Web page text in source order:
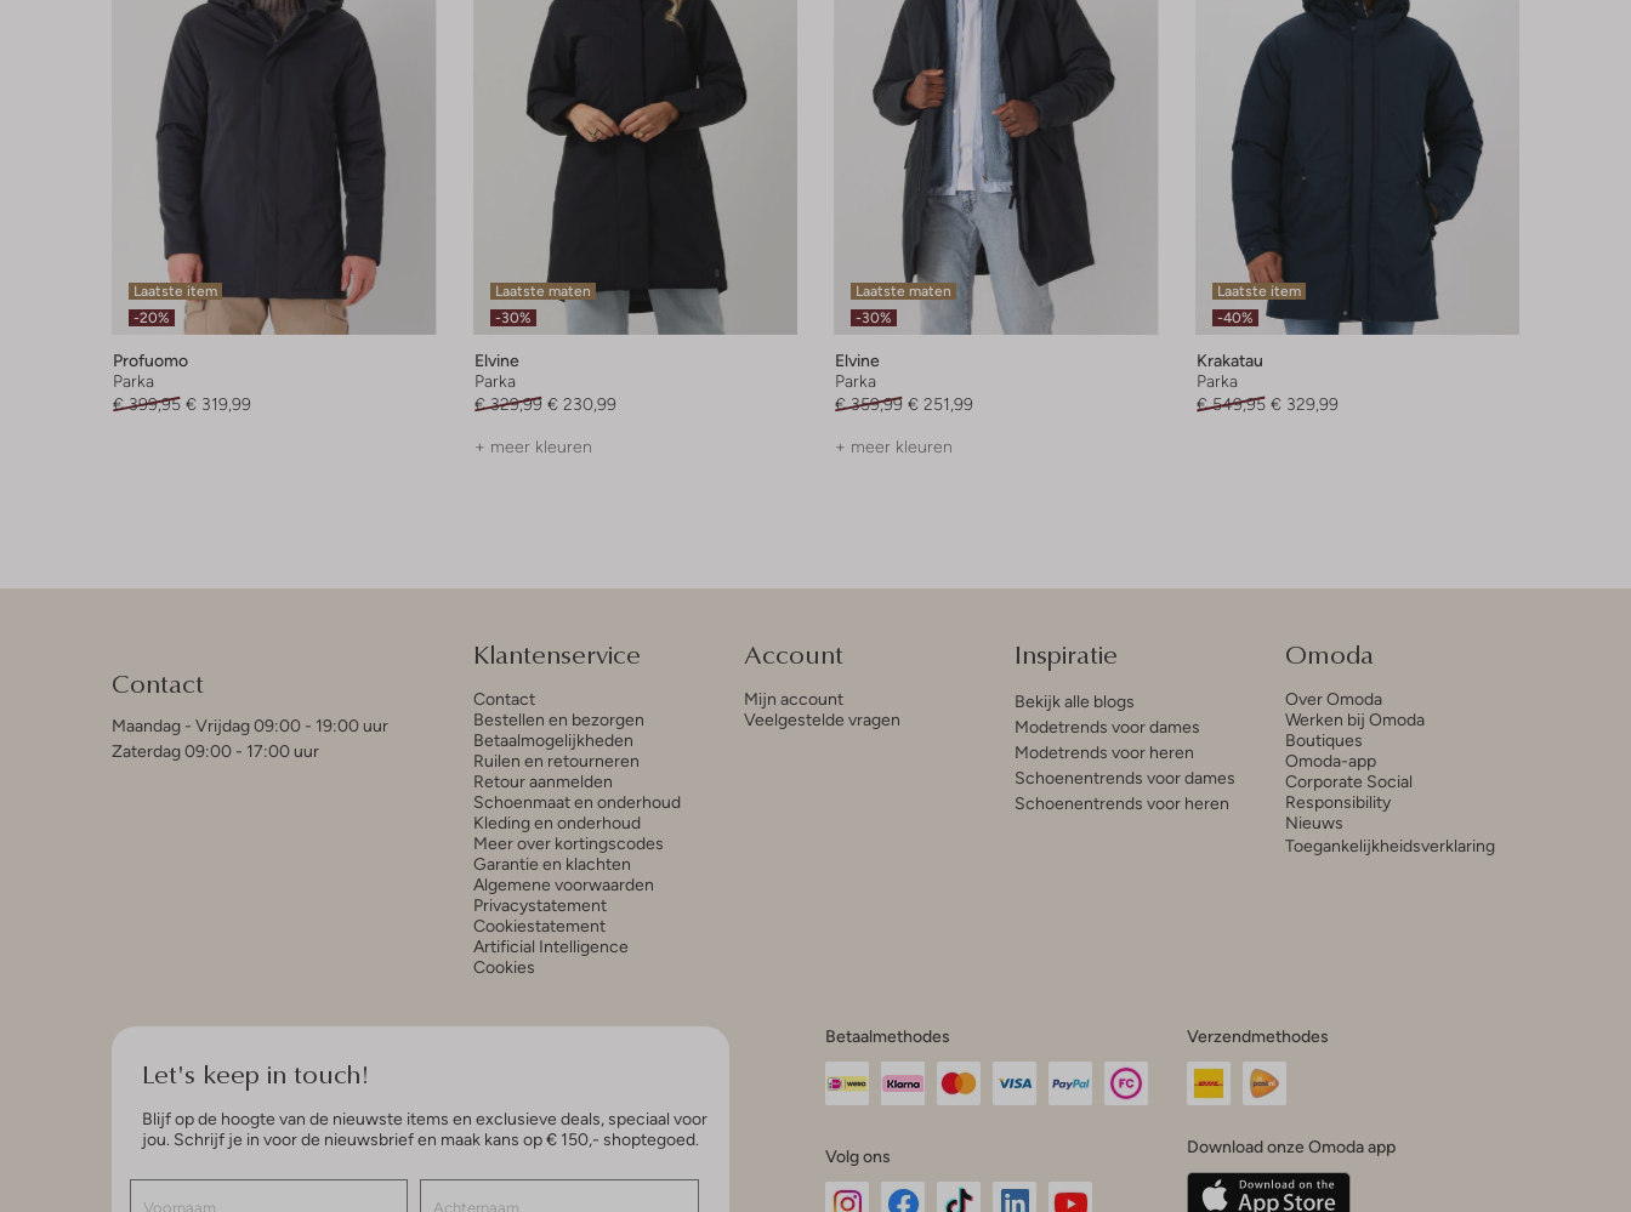
Laatste item
-20%
Profuomo
Parka
€ 399,95 € 319,99
Laatste maten
-30%
Elvine
Parka
€ 329,99 € 230,99
+ meer kleuren
Laatste maten
-30%
Elvine
Parka
€ 359,99 € 251,99
+ meer kleuren
Laatste item
-40%
Krakatau
Parka
€ 549,95 € 329,99
Contact
Maandag - Vrijdag 09:00 - 19:00 uur
Zaterdag 09:00 - 17:00 uur
Klantenservice
Contact
Bestellen en bezorgen
Betaalmogelijkheden
Ruilen en retourneren
Retour aanmelden
Schoenmaat en onderhoud
Kleding en onderhoud
Meer over kortingscodes
Garantie en klachten
Algemene voorwaarden
Privacystatement
Cookiestatement
Artificial Intelligence
Cookies
Account
Mijn account
Veelgestelde vragen
Inspiratie
Bekijk alle blogs
Modetrends voor dames
Modetrends voor heren
Schoenentrends voor dames
Schoenentrends voor heren
Omoda
Over Omoda
Werken bij Omoda
Boutiques
Omoda-app
Corporate Social
Responsibility
Nieuws
Toegankelijkheidsverklaring
Let's keep in touch!
Blijf op de hoogte van de nieuwste items en exclusieve deals, speciaal voor
jou. Schrijf je in voor de nieuwsbrief en maak kans op € 150,- shoptegoed.
Betaalmethodes
Volg ons
Verzendmethodes
Download onze Omoda app